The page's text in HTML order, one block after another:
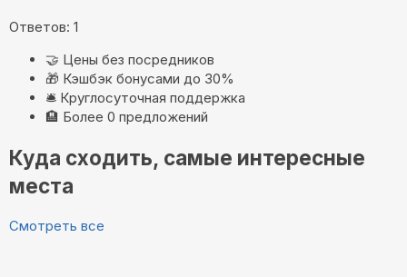
Ответов: 1
🤝 Цены без посредников
🎁 Кэшбэк бонусами до 30%
🛎️ Круглосуточная поддержка
🏨 Более 0 предложений
Куда сходить, самые интересные
места
Смотреть все